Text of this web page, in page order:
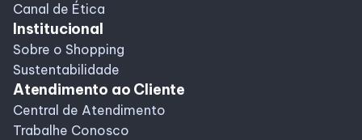
Canal de Ética
Institucional
Sobre o Shopping
Sustentabilidade
Atendimento ao Cliente
Central de Atendimento
Trabalhe Conosco